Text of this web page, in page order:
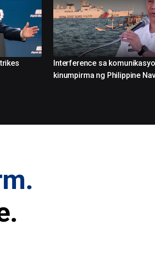
Interference sa
kinumpirma ng Philippine